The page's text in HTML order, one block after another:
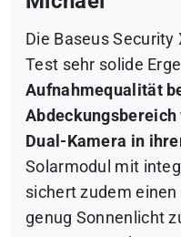
Die Baseus
Test sehr solide
Aufnahmequalität
Abdeckungsbereich
Dual-Kamera in
Solarmodul mit
sichert zudem
genug Sonnenlicht